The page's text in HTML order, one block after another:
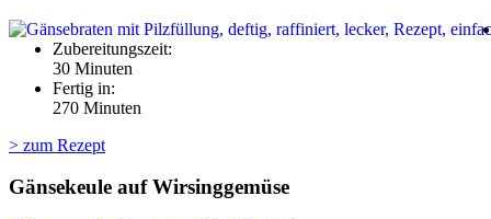
Zubereitungszeit:
30 Minuten
Fertig in:
270 Minuten
> zum Rezept
Gänsekeule auf Wirsinggemüse